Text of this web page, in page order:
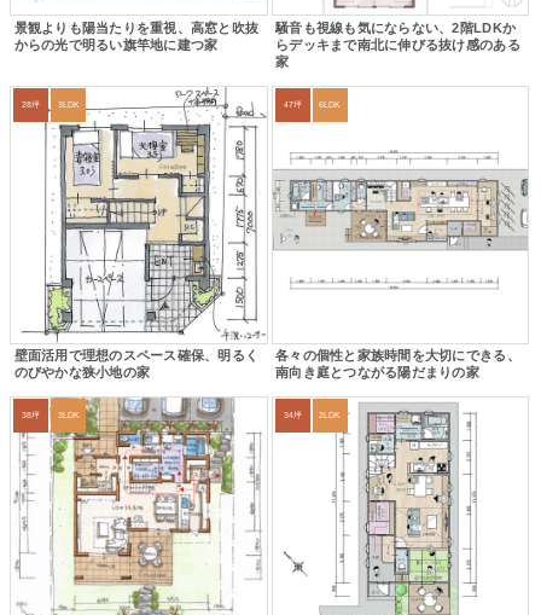
景観よりも陽当たりを重視、高窓と吹抜
からの光で明るい旗竿地に建つ家
騒音も視線も気にならない、2階LDKか
らデッキまで南北に伸びる抜け感のある
家
28坪 3LDK
壁面活用で理想のスペース確保、明るく
のびやかな狭小地の家
47坪 6LDK
各々の個性と家族時間を大切にできる、
南向き庭とつながる陽だまりの家
38坪 3LDK 34坪 2LDK